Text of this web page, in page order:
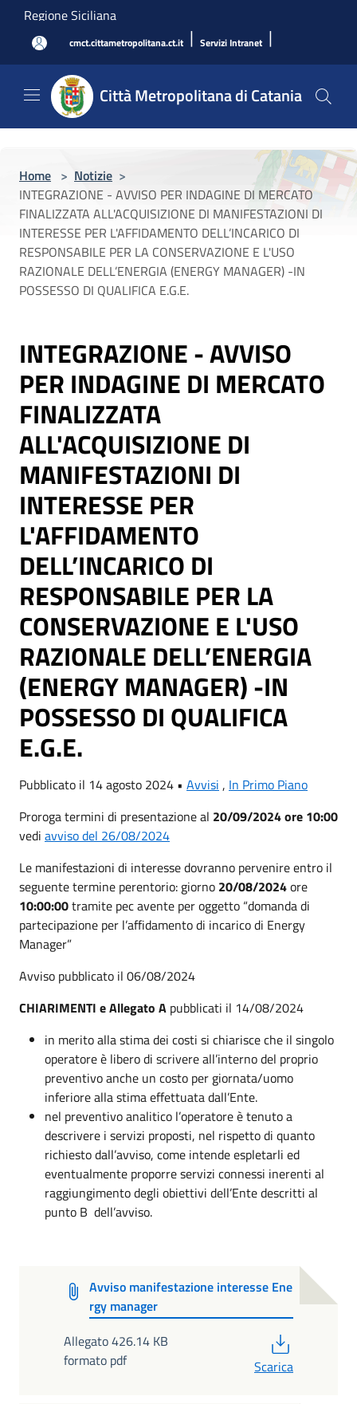
Salta al contenuto principale
Regione Siciliana
cmct.cittametropolitana.ct.it | Servizi Intranet |
Città Metropolitana di Catania
Home > Notizie >
INTEGRAZIONE - AVVISO PER INDAGINE DI MERCATO
FINALIZZATA ALL'ACQUISIZIONE DI MANIFESTAZIONI DI
INTERESSE PER L'AFFIDAMENTO DELL’INCARICO DI
RESPONSABILE PER LA CONSERVAZIONE E L'USO
RAZIONALE DELL’ENERGIA (ENERGY MANAGER) -IN
POSSESSO DI QUALIFICA E.G.E.
INTEGRAZIONE - AVVISO
PER INDAGINE DI MERCATO
FINALIZZATA
ALL'ACQUISIZIONE DI
MANIFESTAZIONI DI
INTERESSE PER
L'AFFIDAMENTO
DELL’INCARICO DI
RESPONSABILE PER LA
CONSERVAZIONE E L'USO
RAZIONALE DELL’ENERGIA
(ENERGY MANAGER) -IN
POSSESSO DI QUALIFICA
E.G.E.
Pubblicato il 14 agosto 2024 • Avvisi , In Primo Piano
Proroga termini di presentazione al 20/09/2024 ore 10:00
vedi avviso del 26/08/2024
Le manifestazioni di interesse dovranno pervenire entro il
seguente termine perentorio: giorno 20/08/2024ore
10:00:00tramite pec avente per oggetto “domanda di
partecipazione per l’affidamento di incarico di Energy
Manager”
Avviso pubblicato il 06/08/2024
CHIARIMENTI e Allegato A pubblicati il 14/08/2024
in merito alla stima dei costi si chiarisce che il singolo
operatore è libero di scrivere all’interno del proprio
preventivo anche un costo per giornata/uomo
inferiore alla stima effettuata dall’Ente.
nel preventivo analitico l’operatore è tenuto a
descrivere i servizi proposti, nel rispetto di quanto
richiesto dall’avviso, come intende espletarli ed
eventualmente proporre servizi connessi inerenti al
raggiungimento degli obiettivi dell’Ente descritti al
punto B dell’avviso.
Avviso manifestazione interesse Ene
rgy manager
Allegato 426.14 KB
formato pdf
Scarica